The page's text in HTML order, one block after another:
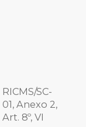
RICMS/SC-
01, Anexo 2,
Art. 8º, VI